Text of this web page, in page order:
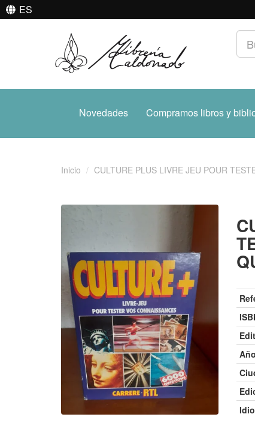
ES
Novedades Compramos libros y
Inicio CULTURE PLUS LIVRE JEU POUR